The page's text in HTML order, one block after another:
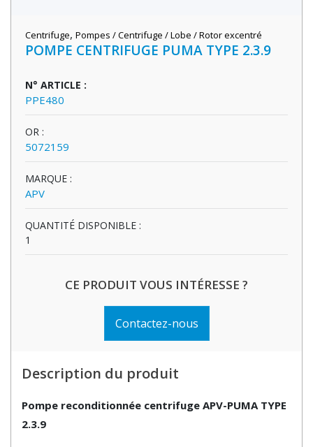
Centrifuge, Pompes / Centrifuge / Lobe / Rotor excentré
POMPE CENTRIFUGE PUMA TYPE 2.3.9
N° ARTICLE :
PPE480
OR :
5072159
MARQUE :
APV
QUANTITÉ DISPONIBLE :
1
CE PRODUIT VOUS INTÉRESSE ?
Contactez-nous
Description du produit
Pompe reconditionnée centrifuge APV-PUMA TYPE
2.3.9